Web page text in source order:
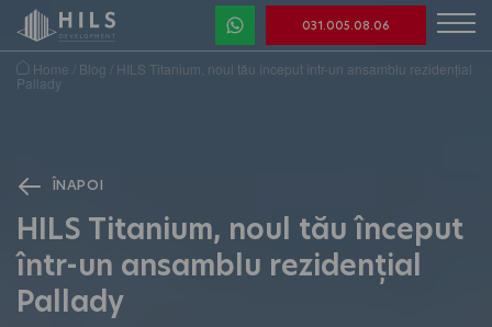
031.005.08.06
Home Blog HILS Titanium, noul tău început într-un ansamblu rezidențial
Pallady
ÎNAPOI
HILS Titanium, noul tău început
într-un ansamblu rezidențial
Pallady